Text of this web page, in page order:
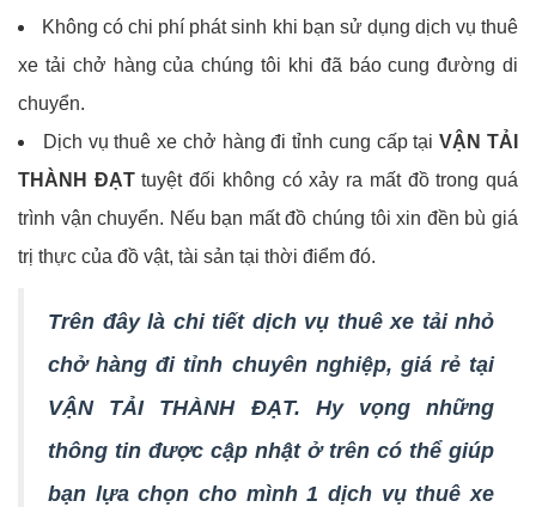
Không có chi phí phát sinh khi bạn sử dụng dịch vụ thuê
xe tải chở hàng của chúng tôi khi đã báo cung đường di
chuyển.
Dịch vụ thuê xe chở hàng đi tỉnh cung cấp tạiVẬN TẢI
THÀNH ĐẠTtuyệt đối không có xảy ra mất đồ trong quá
trình vận chuyển. Nếu bạn mất đồ chúng tôi xin đền bù giá
trị thực của đồ vật, tài sản tại thời điểm đó.
Trên đây là chi tiết dịch vụ thuê xe tải nhỏ
chở hàng đi tỉnh chuyên nghiệp, giá rẻ tại
VẬN TẢI THÀNH ĐẠT. Hy vọng những
thông tin được cập nhật ở trên có thể giúp
bạn lựa chọn cho mình 1 dịch vụ thuê xe